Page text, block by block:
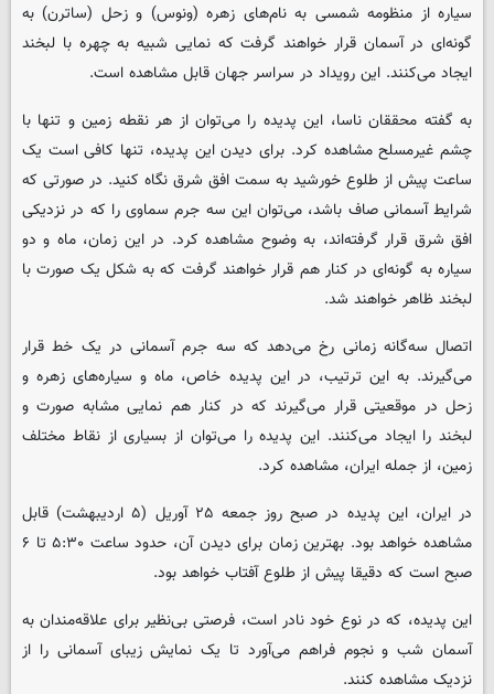
سیاره از منظومه شمسی به نام‌های زهره (ونوس) و زحل (ساترن) به
گونه‌ای در آسمان قرار خواهند گرفت که نمایی شبیه به چهره با لبخند
ایجاد می‌کنند. این رویداد در سراسر جهان قابل مشاهده است.
به گفته محققان ناسا، این پدیده را می‌توان از هر نقطه زمین و تنها با
چشم غیرمسلح مشاهده کرد. برای دیدن این پدیده، تنها کافی است یک
ساعت پیش از طلوع خورشید به سمت افق شرق نگاه کنید. در صورتی که
شرایط آسمانی صاف باشد، می‌توان این سه جرم سماوی را که در نزدیکی
افق شرق قرار گرفته‌اند، به وضوح مشاهده کرد. در این زمان، ماه و دو
سیاره به گونه‌ای در کنار هم قرار خواهند گرفت که به شکل یک صورت با
لبخند ظاهر خواهند شد.
اتصال سه‌گانه زمانی رخ می‌دهد که سه جرم آسمانی در یک خط قرار
می‌گیرند. به این ترتیب، در این پدیده خاص، ماه و سیاره‌های زهره و
زحل در موقعیتی قرار می‌گیرند که در کنار هم نمایی مشابه صورت و
لبخند را ایجاد می‌کنند. این پدیده را می‌توان از بسیاری از نقاط مختلف
زمین، از جمله ایران، مشاهده کرد.
در ایران، این پدیده در صبح روز جمعه ۲۵ آوریل (۵ اردیبهشت) قابل
مشاهده خواهد بود. بهترین زمان برای دیدن آن، حدود ساعت ۵:۳۰ تا ۶
صبح است که دقیقا پیش از طلوع آفتاب خواهد بود.
این پدیده، که در نوع خود نادر است، فرصتی بی‌نظیر برای علاقه‌مندان به
آسمان شب و نجوم فراهم می‌آورد تا یک نمایش زیبای آسمانی را از
نزدیک مشاهده کنند.